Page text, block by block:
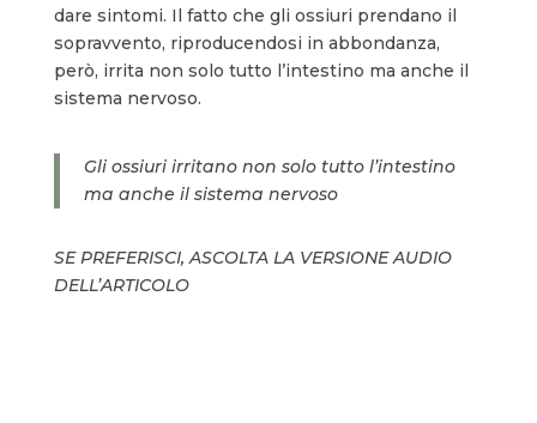
dare sintomi. Il fatto che gli ossiuri prendano il
sopravvento, riproducendosi in abbondanza,
però, irrita non solo tutto l’intestino ma anche il
sistema nervoso.
Gli ossiuri irritano non solo tutto l’intestino
ma anche il sistema nervoso
SE PREFERISCI, ASCOLTA LA VERSIONE AUDIO
DELL’ARTICOLO